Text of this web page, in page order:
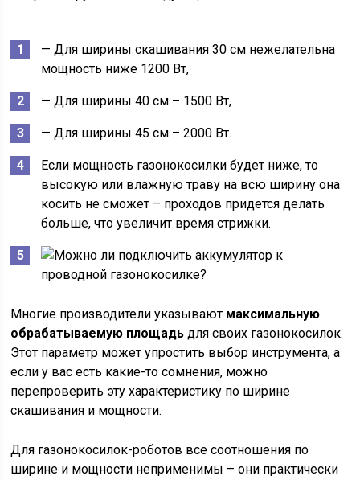
— Для ширины скашивания 30 см нежелательна
мощность ниже 1200 Вт,
— Для ширины 40 см – 1500 Вт,
— Для ширины 45 см – 2000 Вт.
Если мощность газонокосилки будет ниже, то
высокую или влажную траву на всю ширину она
косить не сможет – проходов придется делать
больше, что увеличит время стрижки.
Многие производители указывают максимальную
обрабатываемую площадь для своих газонокосилок.
Этот параметр может упростить выбор инструмента, а
если у вас есть какие-то сомнения, можно
перепроверить эту характеристику по ширине
скашивания и мощности.
Для газонокосилок-роботов все соотношения по
ширине и мощности неприменимы – они практически